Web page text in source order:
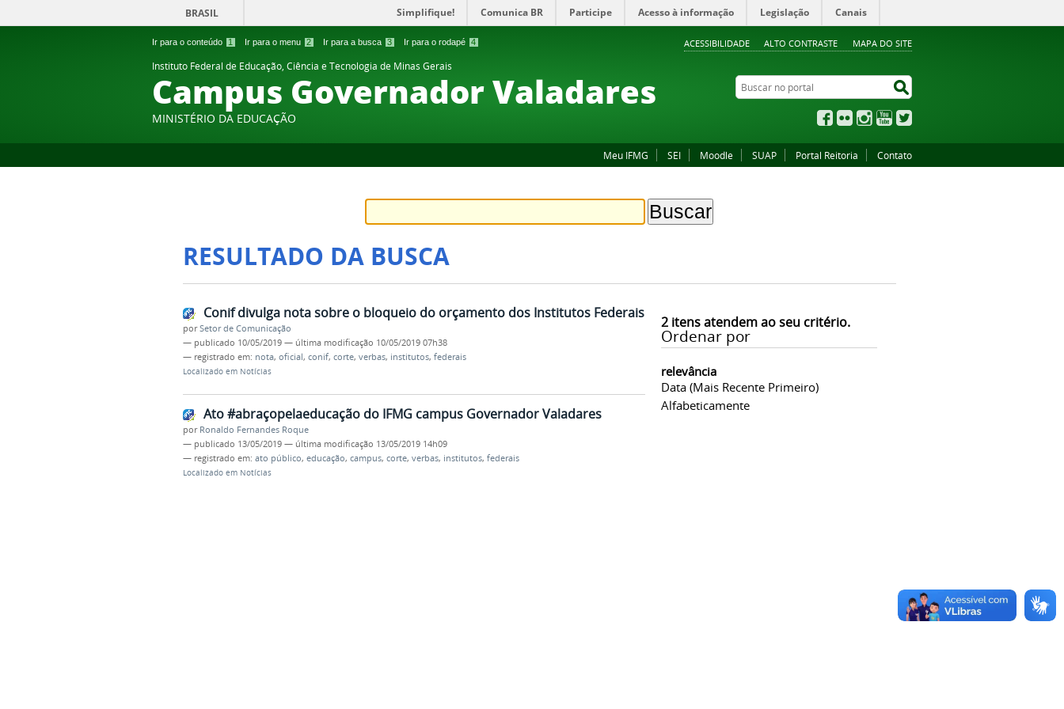
Ir para o conteúdo 1 Ir para o menu 2 Ir para a busca 3 Ir para o rodapé 4 ACESSIBILIDADE ALTO CONTRASTE MAPA DO SITE
BRASIL Simplifique! Comunica BR Participe Acesso à informação Legislação Canais
Instituto Federal de Educação, Ciência e Tecnologia de Minas Gerais
Campus Governador Valadares
MINISTÉRIO DA EDUCAÇÃO
Buscar no portal
Facebook
Flickr InstagramYouTube
Meu IFMG SEI Moodle SUAP Portal Reitoria Contato
RESULTADO DA BUSCA
2itens atendem ao seu critério.
Ordenar por
relevância
Data (mais Recente Primeiro)
Alfabeticamente
Conif divulga nota sobre o bloqueio do orçamento dos Institutos Federais
porSetor de Comunicação
— publicado 10/05/2019 — última modificação 10/05/2019 07h38
— registrado em: nota, oficial, conif, corte, verbas, institutos, federais
Localizado em Notícias
Ato #abraçopelaeducação do IFMG campus Governador Valadares
por Ronaldo Fernandes Roque
— publicado 13/05/2019 — última modificação 13/05/2019 14h09
— registrado em: ato público, educação, campus, corte, verbas, institutos, federais
Localizado em Notícias